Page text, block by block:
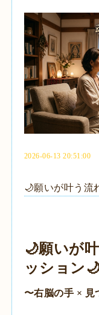
2026-06-13 20:51:00
🌙願いが叶う流
🌙願いが
ッション
〜右脳の手 × 見